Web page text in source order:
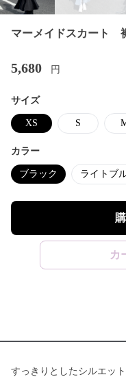
マーメイドスカート
5,680 円
サイズ
XS S
カラー
ブラック ライトブ
カ
すっきりとしたシルエッ